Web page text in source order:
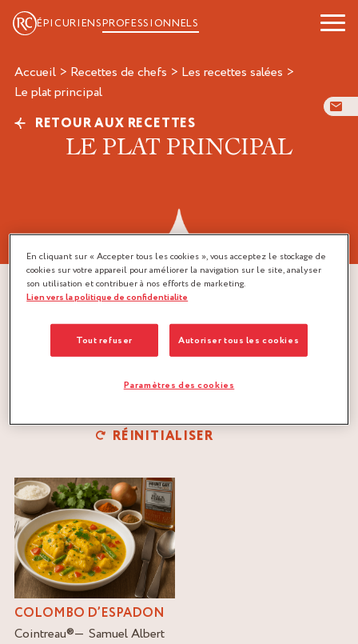
ÉPICURIENSPROFESSIONNELS
Accueil > Recettes de chefs > Les recettes salées >
le plat principal
RETOUR AUX RECETTES
LE PLAT PRINCIPAL
RÉINITIALISER
COLOMBO D’ESPADON
Cointreau®
Samuel Albert
En cliquant sur « Accepter tous les cookies », vous acceptez le stockage de
cookies sur votre appareil pour améliorer la navigation sur le site, analyser
son utilisation et contribuer à nos efforts de marketing.
Lien vers la politique de confidentialite
Tout refuser Autoriser tous les cookies
Paramètres des cookies